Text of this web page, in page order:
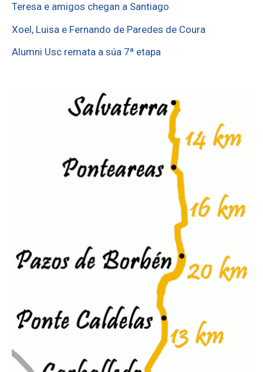
Teresa e amigos chegan a Santiago
Xoel, Luisa e Fernando de Paredes de Coura
Alumni Usc remata a súa 7ª etapa